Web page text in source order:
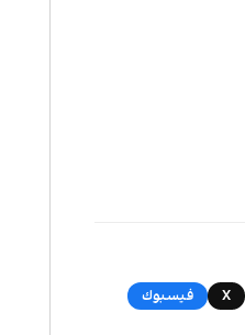
X
فيسبوك